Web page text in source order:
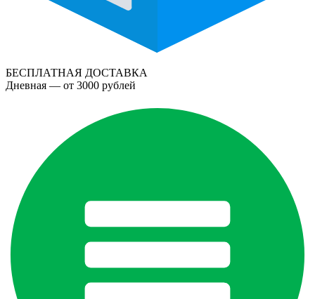
БЕСПЛАТНАЯ ДОСТАВКА
Дневная — от 3000 рублей